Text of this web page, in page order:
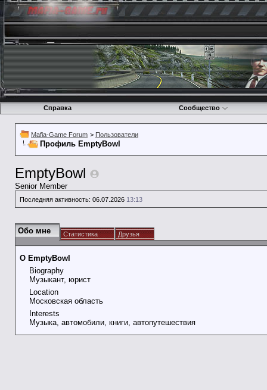
Справка Сообщество
Mafia-Game Forum > Пользователи
Профиль EmptyBowl
EmptyBowl
Senior Member
Последняя активность: 06.07.2026 13:13
Обо мне Статистика Друзья
О EmptyBowl
Biography
Музыкант, юрист
Location
Московская область
Interests
Музыка, автомобили, книги, автопутешествия